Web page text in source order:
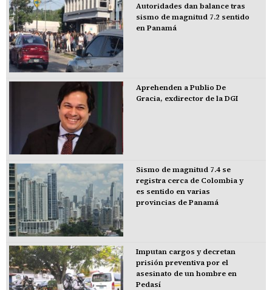
Autoridades dan balance tras
sismo de magnitud 7.2 sentido
en Panamá
Aprehenden a Publio De
Gracia, exdirector de la DGI
Sismo de magnitud 7.4 se
registra cerca de Colombia y
es sentido en varias
provincias de Panamá
Imputan cargos y decretan
prisión preventiva por el
asesinato de un hombre en
Pedasí